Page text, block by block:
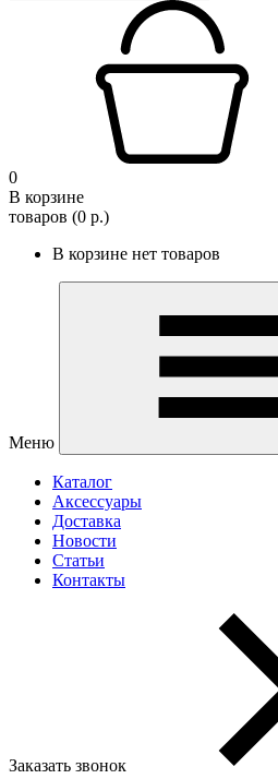
0
В корзине
товаров (0 р.)
В корзине нет товаров
Меню
Каталог
Аксессуары
Доставка
Новости
Статьи
Контакты
Заказать звонок